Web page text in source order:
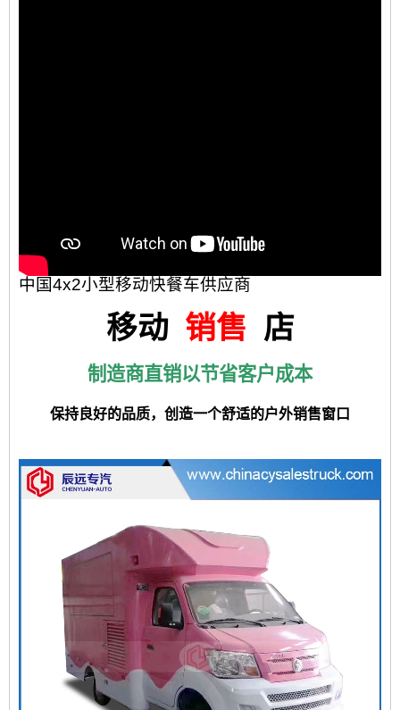
中国4x2小型移动快餐车供应商
移动 销售 店
制造商直销以节省客户成本
保持良好的品质，创造一个舒适的户外销售窗口